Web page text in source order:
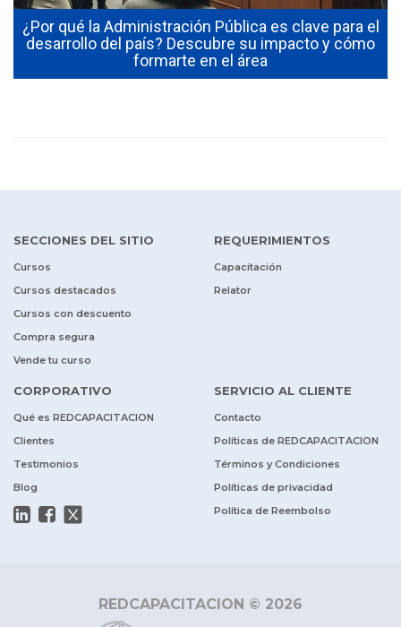
¿Por qué la Administración Pública es clave para el
desarrollo del país? Descubre su impacto y cómo
formarte en el área
SECCIONES DEL SITIO
Cursos
Cursos destacados
Cursos con descuento
Compra segura
Vende tu curso
REQUERIMIENTOS
Capacitación
Relator
CORPORATIVO
Qué es REDCAPACITACION
Clientes
Testimonios
Blog
SERVICIO AL CLIENTE
Contacto
Políticas de REDCAPACITACION
Términos y Condiciones
Políticas de privacidad
Política de Reembolso
REDCAPACITACION © 2026